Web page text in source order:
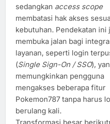
sedangkan access scope
membatasi hak akses
kebutuhan. Pendekatan ini
membuka jalan bagi
layanan, seperti login
(Single Sign-On / SSO),
memungkinkan pengguna
mengakses beberapa fitur
Pokemon787 tanpa harus
berulang kali.